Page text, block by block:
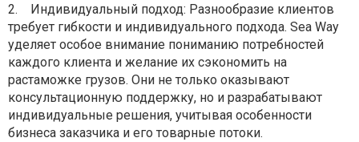
2.
Индивидуальный подход: Разнообразие клиентов
требует гибкости и индивидуального подхода. Sea Way
уделяет особое внимание пониманию потребностей
каждого клиента и желание их сэкономить на
растаможке грузов. Они не только оказывают
консультационную поддержку, но и разрабатывают
индивидуальные решения, учитывая особенности
бизнеса заказчика и его товарные потоки.